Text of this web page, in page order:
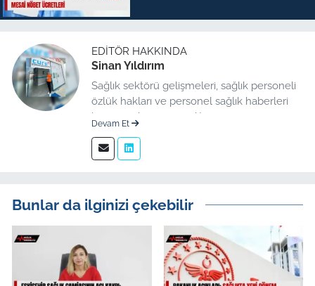
EDITÖR HAKKINDA
Sinan Yıldırım
Sağlık sektörü gelişmeleri, sağlık personeli
özlük hakları ve personel sağlık haberleri
konusunda uzman editör.
Devam Et
Bunlar da ilginizi çekebilir